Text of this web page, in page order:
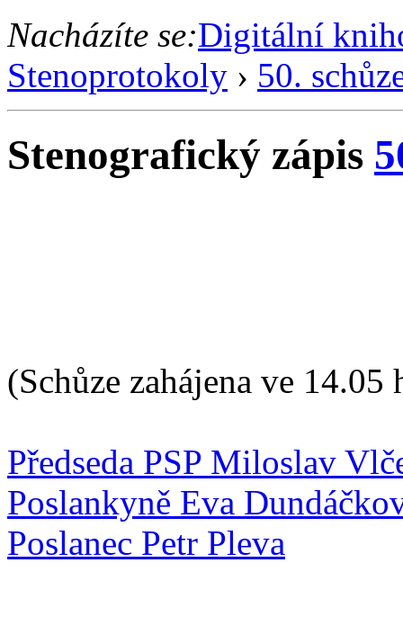
Nacházíte se:Digitální
Stenoprotokoly › 50.
Stenografický zápis
(Schůze zahájena ve 14.05
Předseda PSP Miloslav
Poslankyně Eva
Poslanec Petr Pleva